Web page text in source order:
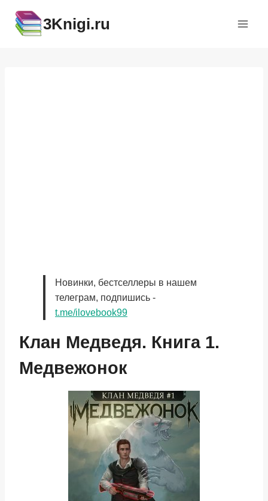
содержимому
3Knigi.ru
Новинки, бестселлеры в нашем
телеграм, подпишись -
t.me/ilovebook99
Клан Медведя. Книга 1.
Медвежонок